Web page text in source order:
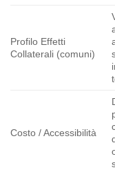
Profilo Effetti
Collaterali (comuni)
Costo / Accessibilità